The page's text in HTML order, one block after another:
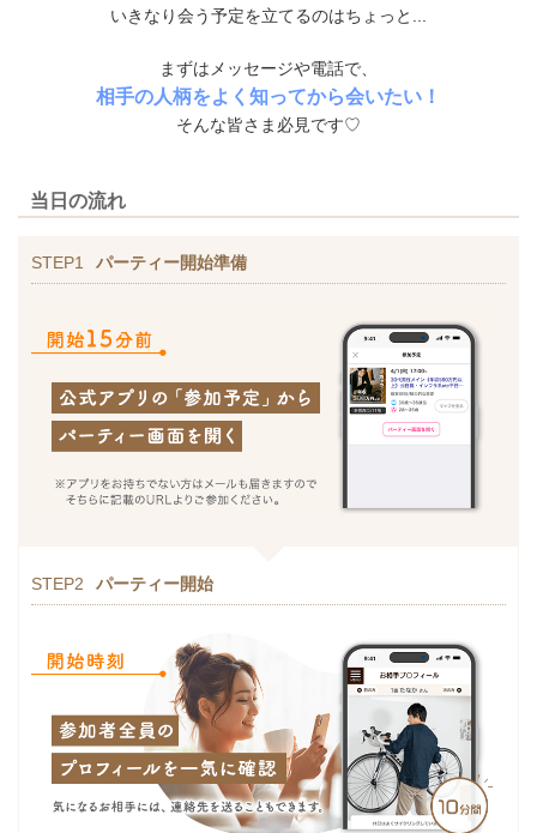
いきなり会う予定を立てるのはちょっと...
まずはメッセージや電話で、
相手の人柄をよく知ってから会いたい！
そんな皆さま必見です♡
当日の流れ
STEP1 パーティー開始準備
STEP2 パーティー開始